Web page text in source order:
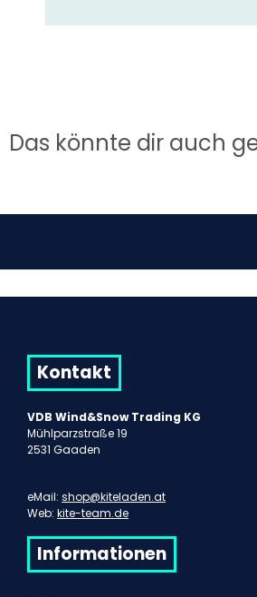
Das könnte dir auch
Kontakt
VDB Wind&Snow Trading KG
Mühlparzstraße 19
2531 Gaaden
eMail: shop@kiteladen.at
Web: kite-team.de
Informationen